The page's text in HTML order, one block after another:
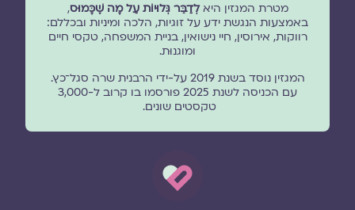
מטרת המגזין היאלְדַבֵּר גְּלוּיוֹת עַל מָה שֶׁכָּמוּס,
באמצעות הנגשת ידע על זוגיות, הלכה ומיניות ובכללם:
רווקות, אירוסין, חיי נישואין, בניית המשפחה, טקסי חיים
ומוגנוּת.
המגזין נוסד בשנת 2019 על-ידי הרבנית שרה סגל־כץ.
עם הכניסה לשנת 2025 פורסמו בו קרוב ל-3,000
טקסטים שונים.